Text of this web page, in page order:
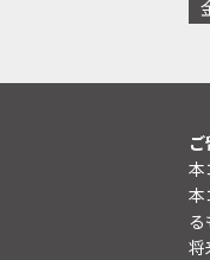
本
本
る
将